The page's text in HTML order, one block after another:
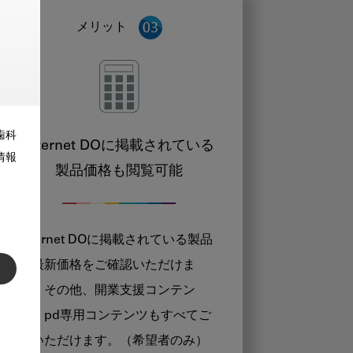
科
報
メリット
Internet DOに掲載されている
製品価格も閲覧可能
Internet DOに掲載されている製品
の最新価格をご確認いただけま
す。その他、開業支援コンテン
ツ、pd専用コンテンツもすべてご
覧いただけます。（希望者のみ）